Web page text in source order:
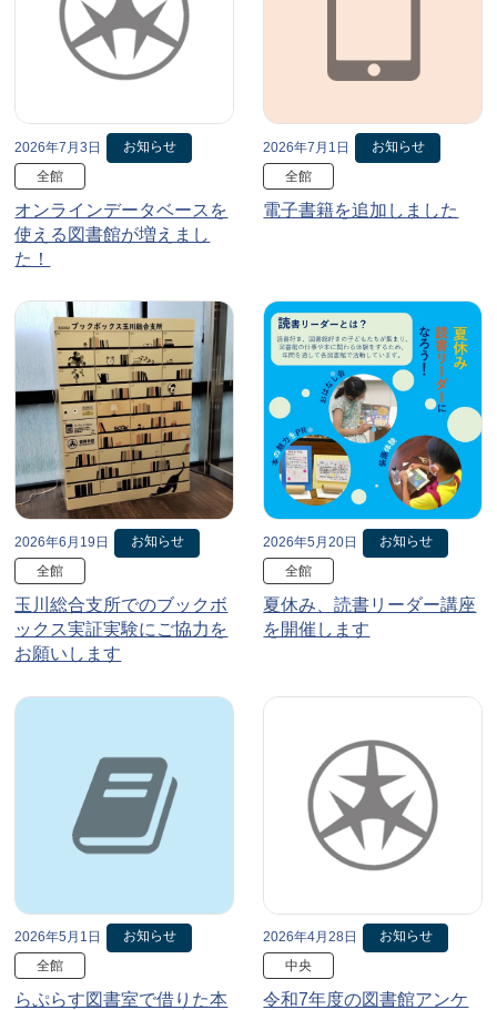
2026年7月3日
お知らせ
全館
オンラインデータベースを
使える図書館が増えまし
た！
2026年7月1日
お知らせ
全館
電子書籍を追加しました
2026年6月19日
お知らせ
全館
玉川総合支所でのブックボ
ックス実証実験にご協力を
お願いします
2026年5月20日
お知らせ
全館
夏休み、読書リーダー講座
を開催します
2026年5月1日
お知らせ
全館
らぷらす図書室で借りた本
2026年4月28日
お知らせ
中央
令和7年度の図書館アンケ